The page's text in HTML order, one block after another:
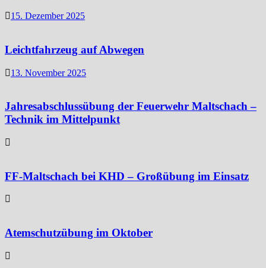
15. Dezember 2025
Leichtfahrzeug auf Abwegen
13. November 2025
Jahresabschlussübung der Feuerwehr Maltschach –
Technik im Mittelpunkt
FF-Maltschach bei KHD – Großübung im Einsatz
Atemschutzübung im Oktober